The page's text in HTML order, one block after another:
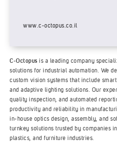
www.c-octopus.co.il
C-Octopus is a leading company
solutions for industrial automation. We
custom vision systems that include
and adaptive lighting solutions. Our
quality inspection, and automated
productivity and reliability in
in-house optics design, assembly, and
turnkey solutions trusted by companies
plastics, and furniture industries.